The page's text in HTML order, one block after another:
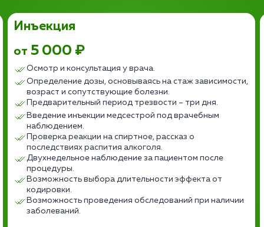
Инъекция
от 5 000 ₽
Осмотр и консультация у врача.
Определение дозы, основываясь на стаж зависимости,
возраст и сопутствующие болезни.
Предварительный период трезвости – три дня.
Введение инъекции медсестрой под врачебным
наблюдением.
Проверка реакции на спиртное, рассказ о
последствиях распития алкоголя.
Двухнедельное наблюдение за пациентом после
процедуры.
Возможность выбора длительности эффекта от
кодировки.
Возможность проведения обследований при наличии
заболеваний.